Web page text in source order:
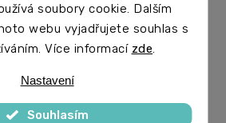
soubory cookie. Dalším
webu vyjadřujete souhlas s
Více informací zde
Nastavení
Souhlasím